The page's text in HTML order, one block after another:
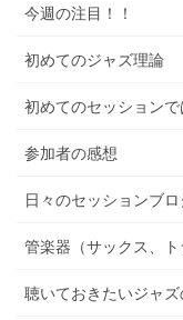
今週の注目！！
初めてのジャズ理論
初めてのセッションで
参加者の感想
日々のセッションブロ
管楽器（サックス、ト
聴いておきたいジャ